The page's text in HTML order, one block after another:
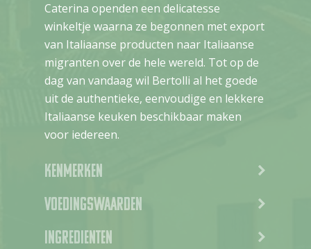
Caterina openden een delicatesse
winkeltje waarna ze begonnen met export
van Italiaanse producten naar Italiaanse
migranten over de hele wereld. Tot op de
dag van vandaag wil Bertolli al het goede
uit de authentieke, eenvoudige en lekkere
Italiaanse keuken beschikbaar maken
voor iedereen.
Kenmerken
Voedingswaarden
Ingredienten